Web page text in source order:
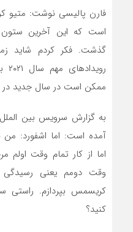
فارن پالیسی نوشت: متیو
گذشت. فکر کردم شاید
ممکن است در سال جدید در
به گزارش سرویس بین
آمده است: اما اشفورد:
اما از کار تمام وقت اولم
وقت دومم یعنی رسیدگی
کنید؟